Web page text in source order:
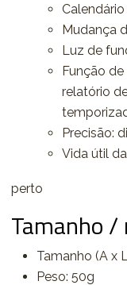
Mudança
Luz de
Função
relatório
Precisão:
Vida útil
perto
Tamanho /
Tamanho (A x
Peso: 50g